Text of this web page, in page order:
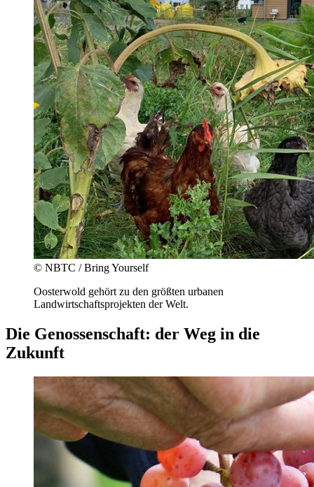
© NBTC / Bring Yourself
Oosterwold gehört zu den größten urbanen
Landwirtschaftsprojekten der Welt.
Die Genossenschaft: der Weg in die
Zukunft